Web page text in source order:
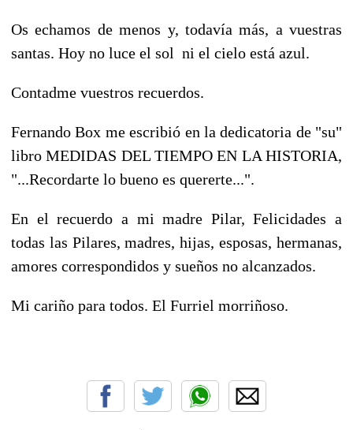
Os echamos de menos y, todavía más, a vuestras
santas. Hoy no luce el sol ni el cielo está azul.
Contadme vuestros recuerdos.
Fernando Box me escribió en la dedicatoria de "su"
libro MEDIDAS DEL TIEMPO EN LA HISTORIA,
"...Recordarte lo bueno es quererte...".
En el recuerdo a mi madre Pilar, Felicidades a
todas las Pilares, madres, hijas, esposas, hermanas,
amores correspondidos y sueños no alcanzados.
Mi cariño para todos. El Furriel morriñoso.